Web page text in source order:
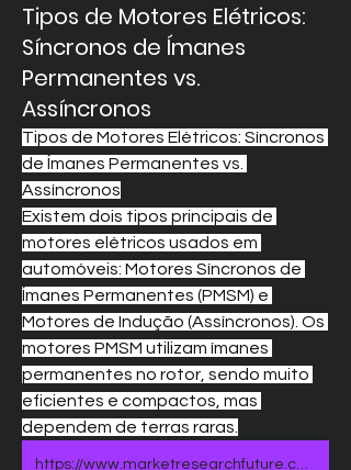
Tipos de Motores Elétricos:
Síncronos de Ímanes
Permanentes vs.
Assíncronos
Tipos de Motores Elétricos: Síncronos
de Ímanes Permanentes vs.
Assíncronos
Existem dois tipos principais de
motores elétricos usados em
automóveis: Motores Síncronos de
Ímanes Permanentes (PMSM) e
Motores de Indução (Assíncronos). Os
motores PMSM utilizam ímanes
permanentes no rotor, sendo muito
eficientes e compactos, mas
dependem de terras raras.
https://www.marketresearchfuture.com/reports/automotive-electric-motors-market-2917